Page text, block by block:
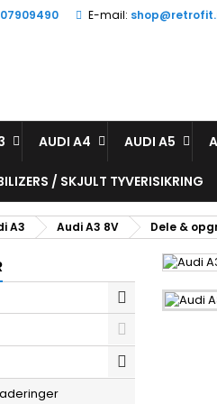
E-mail:
AUDI A4 AUDI A5
/ SKJULT TYVERISIKRING
A3 Audi A3 8V Dele &